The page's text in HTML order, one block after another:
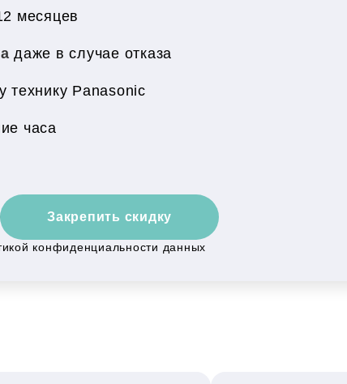
месяцев
даже в случае отказа
технику Panasonic
часа
Закрепить скидку
конфиденциальности данных